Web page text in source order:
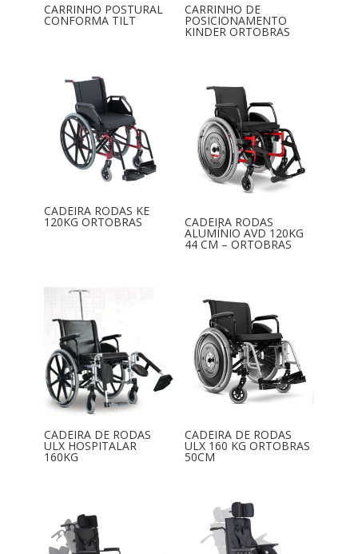
CARRINHO POSTURAL
CONFORMA TILT
CARRINHO DE
POSICIONAMENTO
KINDER ORTOBRAS
CADEIRA RODAS KE
120KG ORTOBRAS CADEIRA RODAS
ALUMÍNIO AVD 120KG
44 CM – ORTOBRAS
CADEIRA DE RODAS
ULX HOSPITALAR
160KG
CADEIRA DE RODAS
ULX 160 KG ORTOBRAS
50CM